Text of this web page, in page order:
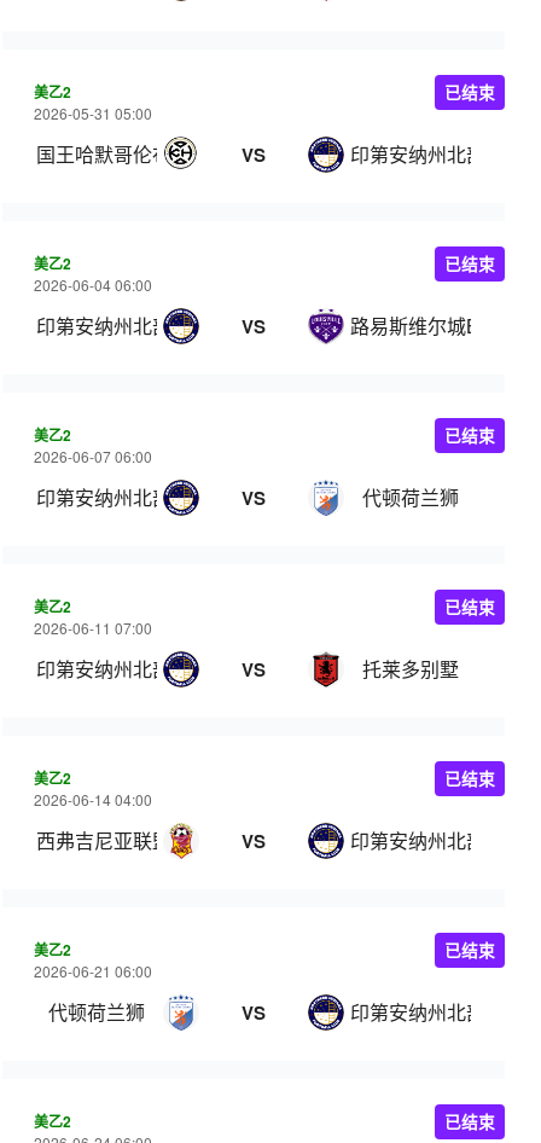
美乙2
2026-05-31 05:00
国王哈默哥伦布 VS 印第安纳州北部
已结束
美乙2
2026-06-04 06:00
印第安纳州北部 VS 路易斯维尔城B队
已结束
美乙2
2026-06-07 06:00
印第安纳州北部 VS 代顿荷兰狮
已结束
美乙2
2026-06-11 07:00
印第安纳州北部 VS 托莱多别墅
已结束
美乙2
2026-06-14 04:00
西弗吉尼亚联盟 VS 印第安纳州北部
已结束
美乙2
2026-06-21 06:00
代顿荷兰狮 VS 印第安纳州北部
已结束
美乙2 已结束